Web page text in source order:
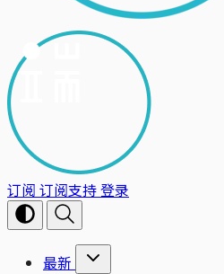
订阅 订阅支持登录
最新